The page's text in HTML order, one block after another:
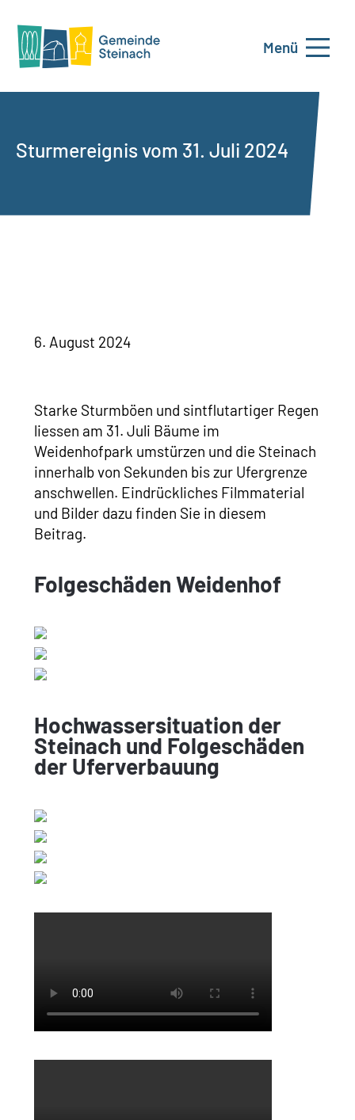
Menü
Sturmereignis vom 31. Juli 2024
6. August 2024
Starke Sturmböen und sintflutartiger Regen
liessen am 31. Juli Bäume im
Weidenhofpark umstürzen und die Steinach
innerhalb von Sekunden bis zur Ufergrenze
anschwellen. Eindrückliches Filmmaterial
und Bilder dazu finden Sie in diesem
Beitrag.
Folgeschäden Weidenhof
Hochwassersituation der
Steinach und Folgeschäden
der Uferverbauung